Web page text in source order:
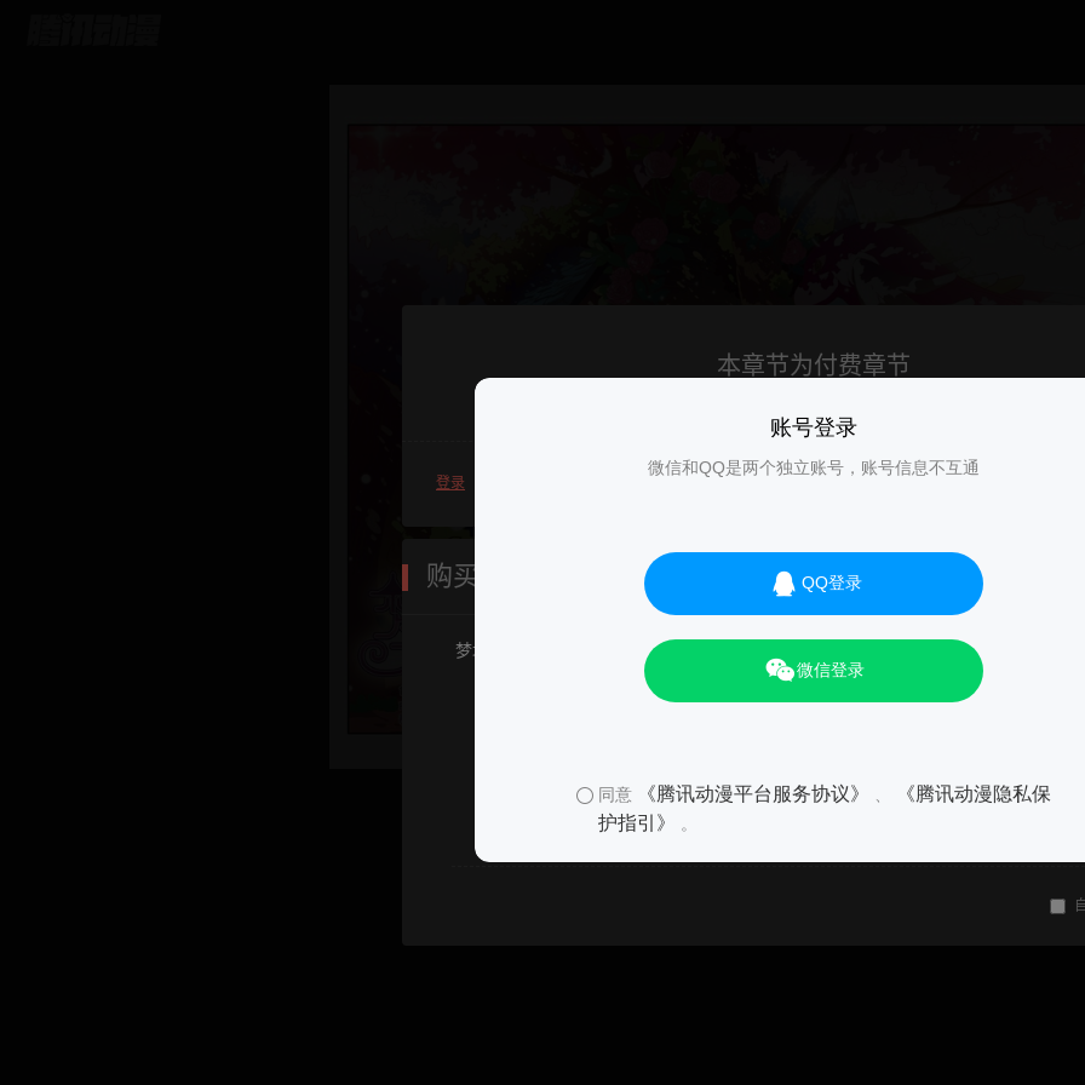
账号登录
微信和QQ是两个独立账号，账号信息不互通
QQ登录
微信登录
同意 《腾讯动漫平台服务协议》
《腾讯动漫隐私保
护指引》
。